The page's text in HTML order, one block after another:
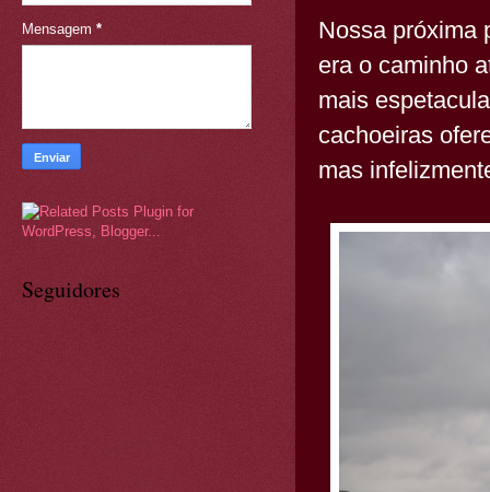
Nossa próxima
era o caminho
mais
cachoeiras
mas
Mensagem *
Seguidores